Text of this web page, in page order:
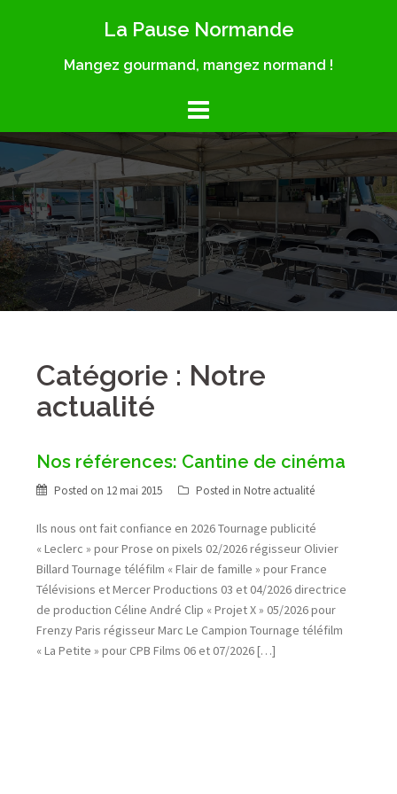
La Pause Normande
Mangez gourmand, mangez normand !
Catégorie : Notre
actualité
Nos références: Cantine de cinéma
Posted on 12 mai 2015 Posted in Notre actualité
Ils nous ont fait confiance en 2026 Tournage publicité
« Leclerc » pour Prose on pixels 02/2026 régisseur Olivier
Billard Tournage téléfilm « Flair de famille » pour France
Télévisions et Mercer Productions 03 et 04/2026 directrice
de production Céline André Clip « Projet X » 05/2026 pour
Frenzy Paris régisseur Marc Le Campion Tournage téléfilm
« La Petite » pour CPB Films 06 et 07/2026 […]